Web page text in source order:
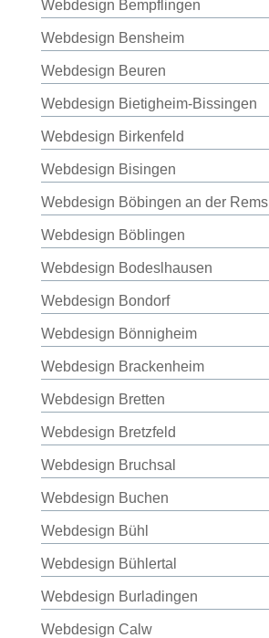
Webdesign Bempflingen
Webdesign Bensheim
Webdesign Beuren
Webdesign Bietigheim-Bissingen
Webdesign Birkenfeld
Webdesign Bisingen
Webdesign Böbingen an der Rems
Webdesign Böblingen
Webdesign Bodeslhausen
Webdesign Bondorf
Webdesign Bönnigheim
Webdesign Brackenheim
Webdesign Bretten
Webdesign Bretzfeld
Webdesign Bruchsal
Webdesign Buchen
Webdesign Bühl
Webdesign Bühlertal
Webdesign Burladingen
Webdesign Calw